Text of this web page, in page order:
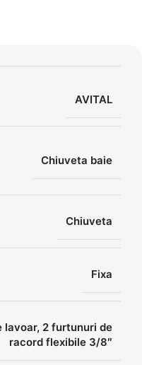
AVITAL
Chiuveta baie
Chiuveta
Fixa
lavoar, 2 furtunuri de
racord flexibile 3/8″